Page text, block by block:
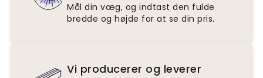
Mål din væg, og indtast den fulde
bredde og højde for at se din pris.
Vi producerer og leverer